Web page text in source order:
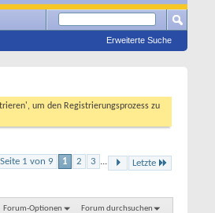
Erweiterte Suche
um den Registrierungsprozess zu
Seite 1 von 9 1 2 3 ... Letzte
Forum-Optionen Forum durchsuchen